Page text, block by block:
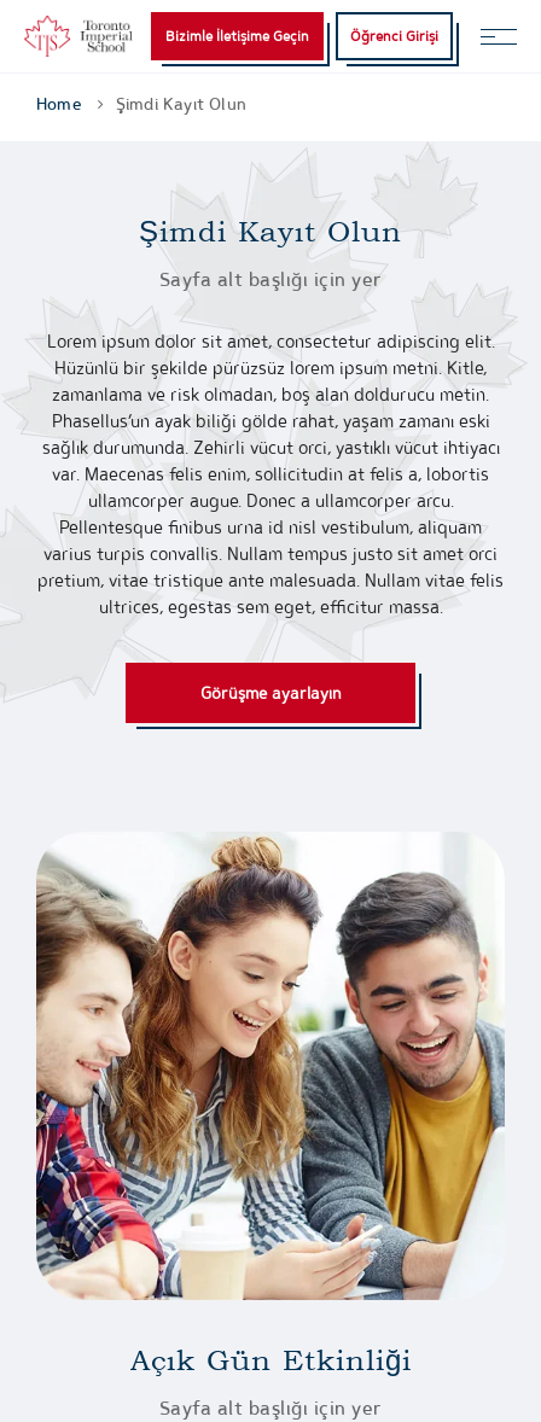
Bizimle İletişime Geçin Öğrenci Girişi
Home Şimdi Kayıt Olun
Şimdi Kayıt Olun
Sayfa alt başlığı için yer
Lorem ipsum dolor sit amet, consectetur adipiscing elit.
Hüzünlü bir şekilde pürüzsüz lorem ipsum metni. Kitle,
zamanlama ve risk olmadan, boş alan doldurucu metin.
Phasellus’un ayak biliği gölde rahat, yaşam zamanı eski
sağlık durumunda. Zehirli vücut orci, yastıklı vücut ihtiyacı
var. Maecenas felis enim, sollicitudin at felis a, lobortis
ullamcorper augue. Donec a ullamcorper arcu.
Pellentesque finibus urna id nisl vestibulum, aliquam
varius turpis convallis. Nullam tempus justo sit amet orci
pretium, vitae tristique ante malesuada. Nullam vitae felis
ultrices, egestas sem eget, efficitur massa.
Görüşme ayarlayın
Açık Gün Etkinliği
Sayfa alt başlığı için yer